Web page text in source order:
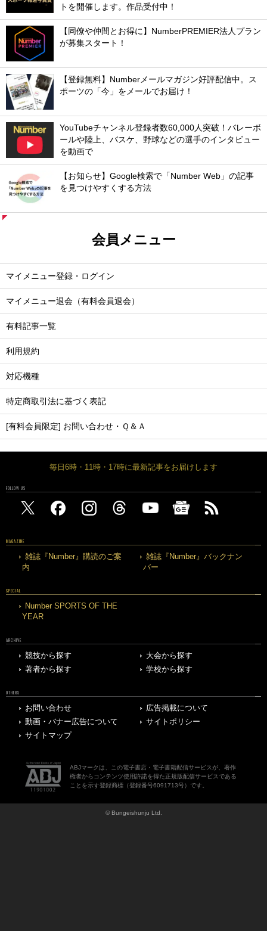
トを開催します。作品受付中！
【同僚や仲間とお得に】NumberPREMIER法人プラン
が募集スタート！
【登録無料】Numberメールマガジン好評配信中。ス
ポーツの「今」をメールでお届け！
YouTubeチャンネル登録者数60,000人突破！バレーボ
ールや陸上、バスケ、野球などの選手のインタビュー
を動画で
【お知らせ】Google検索で「Number Web」の記事
を見つけやすくする方法
会員メニュー
マイメニュー登録・ログイン
マイメニュー退会（有料会員退会）
有料記事一覧
利用規約
対応機種
特定商取引法に基づく表記
[有料会員限定] お問い合わせ・Ｑ＆Ａ
毎日6時・11時・17時に最新記事をお届けします
FOLLOW US
MAGAZINE
雑誌『Number』購読のご案
内
雑誌『Number』バックナン
バー
SPECIAL
Number SPORTS OF THE
YEAR
ARCHIVE
競技から探す
大会から探す
著者から探す
学校から探す
OTHERS
お問い合わせ
広告掲載について
動画・バナー広告について
サイトポリシー
サイトマップ
ABJマークは、この電子書店・電子書籍配信サービスが、著作
権者からコンテンツ使用許諾を得た正規版配信サービスである
ことを示す登録商標（登録番号6091713号）です。
© Bungeishunju Ltd.